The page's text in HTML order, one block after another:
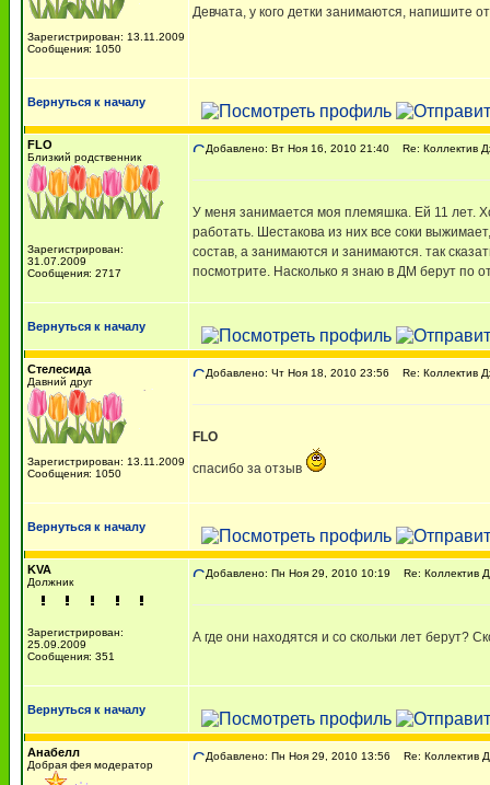
Зарегистрирован: 13.11.2009
Сообщения: 1050
Девчата, у кого детки занимаются, напишите
Вернуться к началу
FLO
Близкий родственник
Зарегистрирован:
31.07.2009
Сообщения: 2717
Добавлено: Вт Ноя 16, 2010 21:40 Re: Коллектив
У меня занимается моя племяшка. Ей 11 лет.
работать. Шестакова из них все соки
состав, а занимаются и занимаются. так
посмотрите. Насколько я знаю в ДМ берут по
Вернуться к началу
Стелесида
Давний друг
Зарегистрирован: 13.11.2009
Сообщения: 1050
Добавлено: Чт Ноя 18, 2010 23:56 Re: Коллектив
FLO
спасибо за отзыв
Вернуться к началу
KVA
Должник
Зарегистрирован:
25.09.2009
Сообщения: 351
Добавлено: Пн Ноя 29, 2010 10:19 Re: Коллектив
А где они находятся и со скольки лет берут?
Вернуться к началу
Анабелл
Добрая фея модератор
Добавлено: Пн Ноя 29, 2010 13:56 Re: Коллектив